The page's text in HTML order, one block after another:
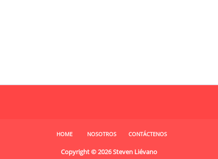
HOME NOSOTROS CONTÁCTENOS
Copyright ©2026Steven Liévano